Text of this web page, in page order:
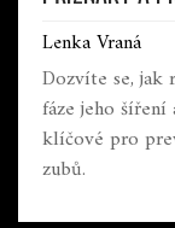
Lenka Vraná
Dozvíte se, jak
fáze jeho
klíčové pro
zubů.